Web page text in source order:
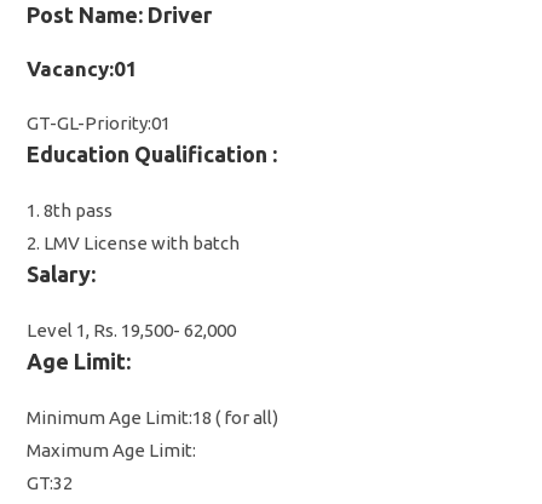
Post Name: Driver
Vacancy:01
GT-GL-Priority:01
Education Qualification :
1. 8th pass
2. LMV License with batch
Salary:
Level 1, Rs. 19,500- 62,000
Age Limit:
Minimum Age Limit:18 ( for all)
Maximum Age Limit:
GT:32